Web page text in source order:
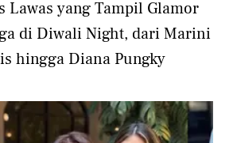
Lawas yang Tampil Glamor
di Diwali Night, dari Marini
hingga Diana Pungky